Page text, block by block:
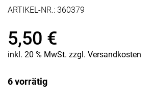
ARTIKEL-NR.: 360379
5,50 €
inkl. 20 % MwSt. zzgl. Versandkosten
6 vorrätig